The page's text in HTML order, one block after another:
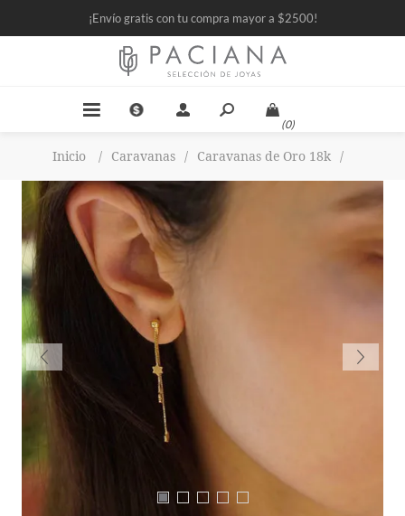
¡Envío gratis con tu compra mayor a $2500!
(0)
Inicio / Caravanas / Caravanas de Oro 18k /